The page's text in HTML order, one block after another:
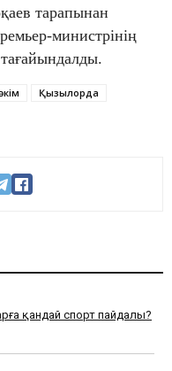
тарапынан
министрінің
Қызылорда
қандай спорт пайдалы?